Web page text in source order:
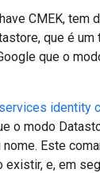
CMEK, tem
que é um
que o
services identity
o modo
Este
existir, e, em